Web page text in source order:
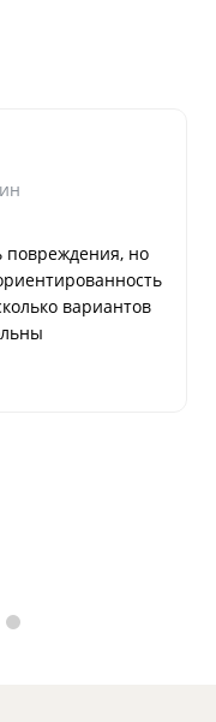
повреждения, но
вариантов